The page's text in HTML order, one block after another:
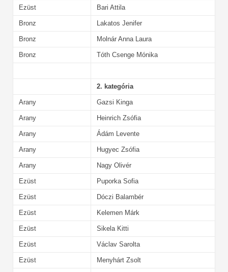
Ezüst Bari Attila
Bronz Lakatos Jenifer
Bronz Molnár Anna Laura
Bronz Tóth Csenge Mónika
2. kategória
Arany Gazsi Kinga
Arany Heinrich Zsófia
Arany Ádám Levente
Arany Hugyec Zsófia
Arany Nagy Olivér
Ezüst Puporka Sofia
Ezüst Dóczi Balambér
Ezüst Kelemen Márk
Ezüst Sikela Kitti
Ezüst Václav Sarolta
Ezüst Menyhárt Zsolt